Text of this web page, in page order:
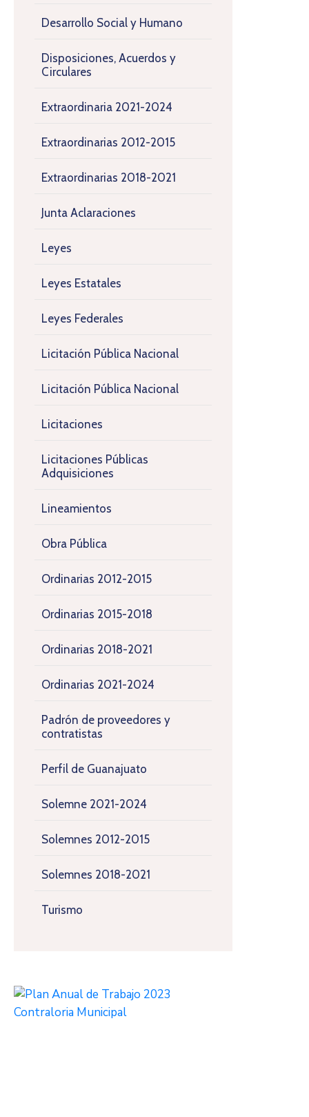
Desarrollo Social y Humano
Disposiciones, Acuerdos y
Circulares
Extraordinaria 2021-2024
Extraordinarias 2012-2015
Extraordinarias 2018-2021
Junta Aclaraciones
Leyes
Leyes Estatales
Leyes Federales
Licitación Pública Nacional
Licitación Pública Nacional
Licitaciones
Licitaciones Públicas
Adquisiciones
Lineamientos
Obra Pública
Ordinarias 2012-2015
Ordinarias 2015-2018
Ordinarias 2018-2021
Ordinarias 2021-2024
Padrón de proveedores y
contratistas
Perfil de Guanajuato
Solemne 2021-2024
Solemnes 2012-2015
Solemnes 2018-2021
Turismo